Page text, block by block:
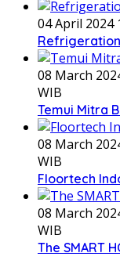
04 April 2024
Refrigeration
08 March
WIB
Temui Mitra
08 March
WIB
Floortech
08 March
WIB
The SMART